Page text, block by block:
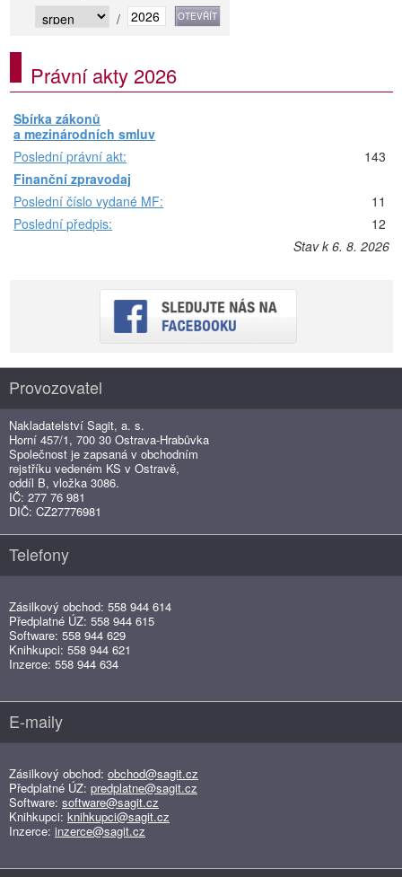
/
Právní akty 2026
Sbírka zákonů
a mezinárodních smluv
Poslední právní akt:
143
Finanční zpravodaj
Poslední číslo vydané MF:
11
Poslední předpis:
12
Stav k 6. 8. 2026
Provozovatel
Nakladatelství Sagit, a. s.
Horní 457/1, 700 30 Ostrava-Hrabůvka
Společnost je zapsaná v obchodním
rejstříku vedeném KS v Ostravě,
oddíl B, vložka 3086.
IČ: 277 76 981
DIČ: CZ27776981
Telefony
Zásilkový obchod: 558 944 614
Předplatné ÚZ: 558 944 615
Software: 558 944 629
Knihkupci: 558 944 621
Inzerce: 558 944 634
E-maily
Zásilkový obchod: obchod@sagit.cz
Předplatné ÚZ: predplatne@sagit.cz
Software: software@sagit.cz
Knihkupci: knihkupci@sagit.cz
Inzerce: inzerce@sagit.cz